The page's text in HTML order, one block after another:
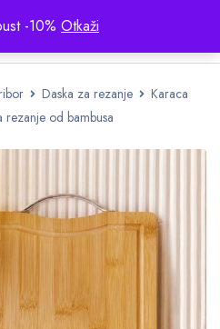
-10% Otkaži
Daska za rezanje
Karaca
rezanje od bambusa